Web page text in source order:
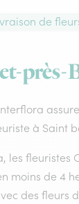
de
à Saint
les fleuristes
moins de 4
des fleurs